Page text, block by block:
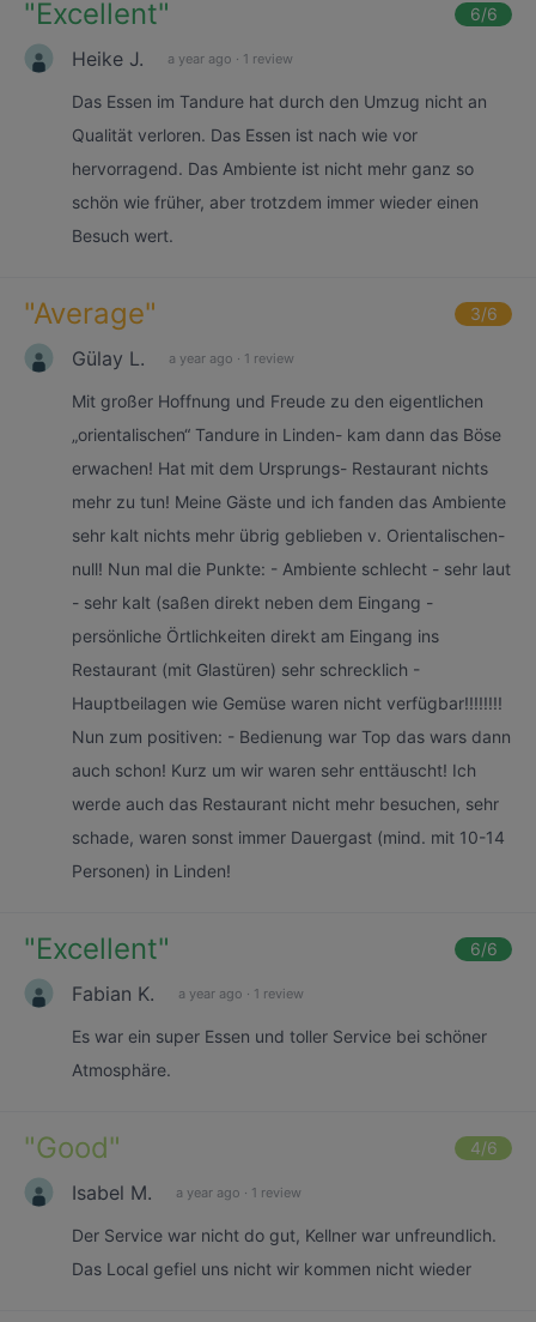
"Excellent" 6/6
Heike J. a year ago · 1 review
Das Essen im Tandure hat durch den Umzug nicht an
Qualität verloren. Das Essen ist nach wie vor
hervorragend. Das Ambiente ist nicht mehr ganz so
schön wie früher, aber trotzdem immer wieder einen
Besuch wert.
"Average" 3/6
Gülay L. a year ago · 1 review
Mit großer Hoffnung und Freude zu den eigentlichen
„orientalischen“ Tandure in Linden- kam dann das Böse
erwachen! Hat mit dem Ursprungs- Restaurant nichts
mehr zu tun! Meine Gäste und ich fanden das Ambiente
sehr kalt nichts mehr übrig geblieben v. Orientalischen-
null! Nun mal die Punkte: - Ambiente schlecht - sehr laut
- sehr kalt (saßen direkt neben dem Eingang -
persönliche Örtlichkeiten direkt am Eingang ins
Restaurant (mit Glastüren) sehr schrecklich -
Hauptbeilagen wie Gemüse waren nicht verfügbar!!!!!!!!
Nun zum positiven: - Bedienung war Top das wars dann
auch schon! Kurz um wir waren sehr enttäuscht! Ich
werde auch das Restaurant nicht mehr besuchen, sehr
schade, waren sonst immer Dauergast (mind. mit 10-14
Personen) in Linden!
"Excellent" 6/6
Fabian K. a year ago · 1 review
Es war ein super Essen und toller Service bei schöner
Atmosphäre.
"Good" 4/6
Isabel M. a year ago · 1 review
Der Service war nicht do gut, Kellner war unfreundlich.
Das Local gefiel uns nicht wir kommen nicht wieder